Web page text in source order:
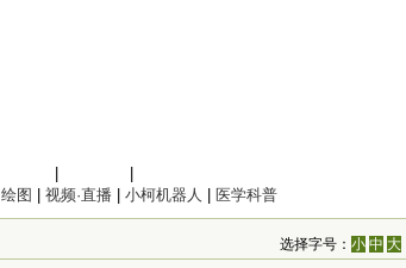
绘图 视频·直播 小柯机器人 医学科普
选择字号：小 中 大